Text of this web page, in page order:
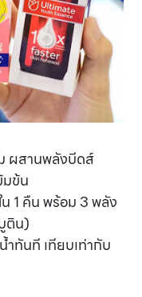
ผสานพลังบีดส์
มข้น
1 คืน พร้อม 3 พลัง
ติน)
ทันที เทียบเท่ากับ